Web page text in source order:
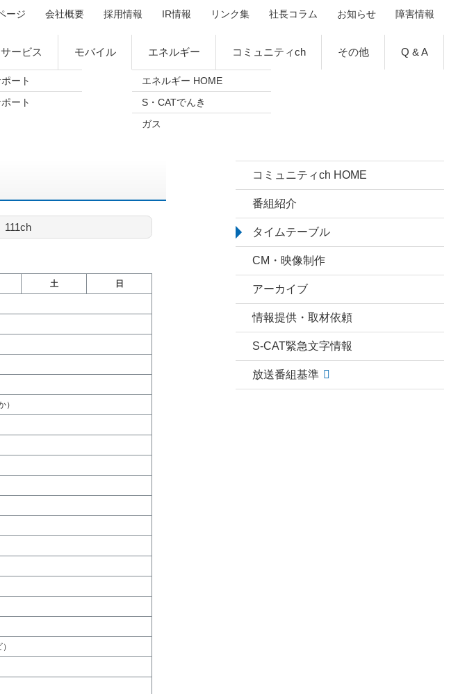
ージ 会社概要 採用情報 IR情報 リンク集 社長コラム お知らせ 障害情報
ービス
ート
ート
モバイル エネルギー
エネルギー HOME
S・CATでんき
ガス
コミュニティch その他 Q & A
コミュニティch HOME
番組紹介
タイムテーブル
CM・映像制作
アーカイブ
情報提供・取材依頼
S-CAT緊急文字情報
放送番組基準
111ch
土 日
）